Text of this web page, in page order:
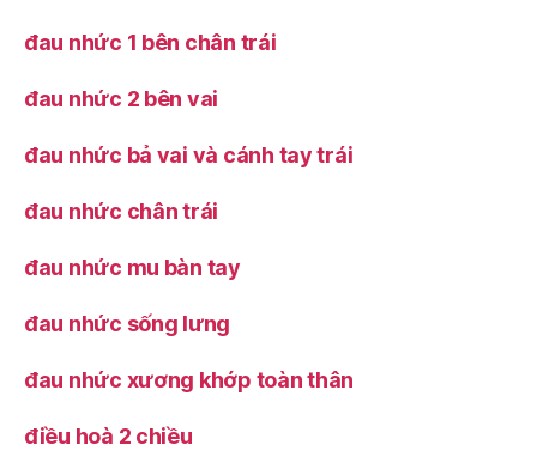
đau nhức 1 bên chân trái
đau nhức 2 bên vai
đau nhức bả vai và cánh tay trái
đau nhức chân trái
đau nhức mu bàn tay
đau nhức sống lưng
đau nhức xương khớp toàn thân
điều hoà 2 chiều